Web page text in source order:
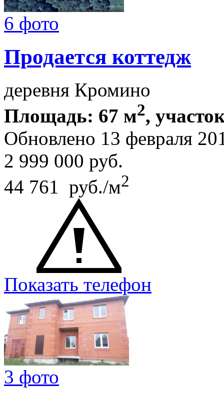
6 фото
Продается коттедж
деревня Кромино
Площадь: 67 м2,
Обновлено 13 февраля
2 999 000 руб.
44 761 руб./м2
Показать телефон
3 фото